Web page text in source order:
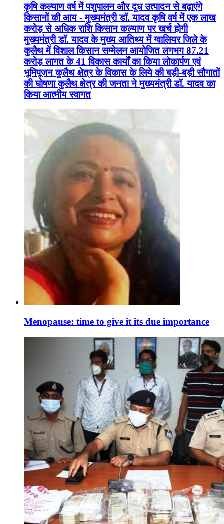
कृषि कल्याण वर्ष में पशुपालन और दूध उत्पादन से बढ़ाएंगे
किसानों की आय - मुख्यमंत्री डॉ. यादव कृषि वर्ष में एक लाख
करोड़ से अधिक राशि किसान कल्याण पर खर्च होगी
मुख्यमंत्री डॉ. यादव के मुख्य आतिथ्य में ग्वालियर जिले के
कुलैथ में विशाल किसान सम्मेलन आयोजित लगभग 87.21
करोड़ लागत के 41 विकास कार्यों का किया लोकार्पण एवं
भूमिपूजन कुलैथ क्षेत्र के विकास के लिये की बड़ी-बड़ी सौगातों
की घोषणा कुलैथ क्षेत्र की जनता ने मुख्यमंत्री डॉ. यादव का
किया आत्मीय स्वागत
Menopause: time to give it its due importance